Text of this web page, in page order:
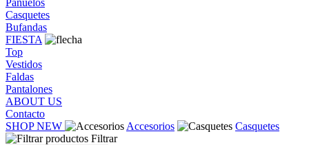
Pañuelos
Casquetes
Bufandas
FIESTA
Top
Vestidos
Faldas
Pantalones
ABOUT US
Contacto
SHOP NEW
Accesorios
Casquetes
Filtrar